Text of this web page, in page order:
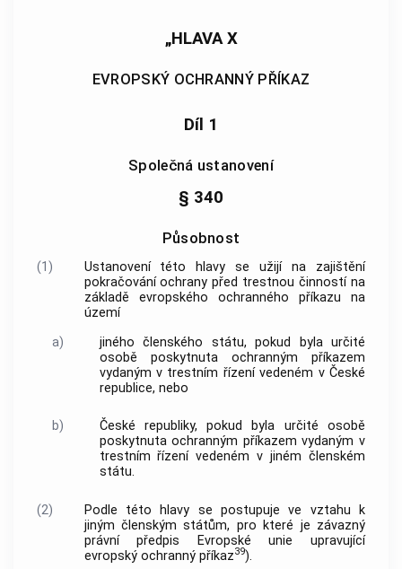
„HLAVA X
EVROPSKÝ OCHRANNÝ PŘÍKAZ
Díl 1
Společná ustanovení
§ 340
Působnost
(1)
Ustanovení této hlavy se užijí na zajištění
pokračování ochrany před trestnou činností na
základě evropského ochranného příkazu na
území
a)
jiného členského státu, pokud byla určité
osobě poskytnuta ochranným příkazem
vydaným v trestním řízení vedeném v České
republice, nebo
b)
České republiky, pokud byla určité osobě
poskytnuta ochranným příkazem vydaným v
trestním řízení vedeném v jiném členském
státu.
(2)
Podle této hlavy se postupuje ve vztahu k
jiným členským státům, pro které je závazný
právní předpis Evropské unie upravující
evropský ochranný příkaz39).